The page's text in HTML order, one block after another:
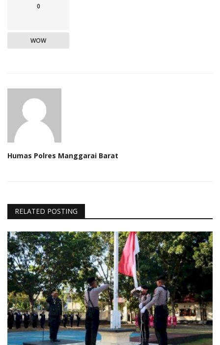
0
WOW
Humas Polres Manggarai Barat
RELATED POSTING